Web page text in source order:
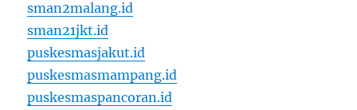
sman2malang.id
sman21jkt.id
puskesmasjakut.id
puskesmasmampang.id
puskesmaspancoran.id